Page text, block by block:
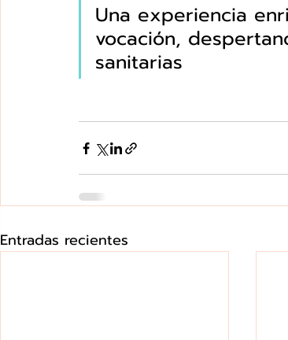
Una experiencia
vocación,
sanitarias
Entradas recientes